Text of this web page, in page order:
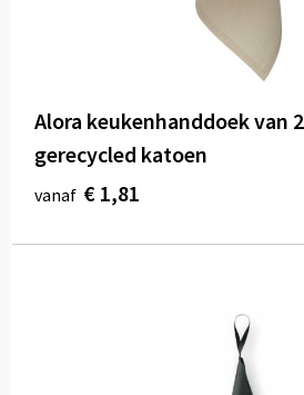
Alora keukenhanddoek van
gerecycled katoen
vanaf € 1,81